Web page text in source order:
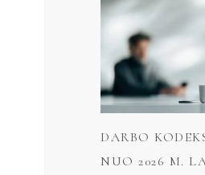
DARBO
NUO 2026 M.